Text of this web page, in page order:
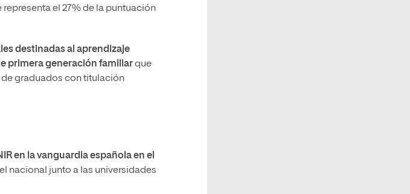
representa el 27% de la puntuación
destinadas al aprendizaje
primera generación familiarque
graduados con titulación
en la vanguardia española en el
nacional junto a las universidades